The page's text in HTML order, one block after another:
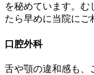
を秘めています。む
たら早めに当院にご
口腔外科
舌や顎の違和感も、